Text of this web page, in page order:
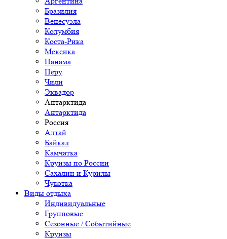
Бразилия
Венесуэла
Колумбия
Коста-Рика
Мексика
Панама
Перу
Чили
Эквадор
Антарктида
Антарктида
Россия
Алтай
Байкал
Камчатка
Круизы по России
Сахалин и Курилы
Чукотка
Виды отдыха
Индивидуальные
Групповые
Сезонные / Событийные
Круизы